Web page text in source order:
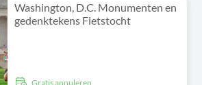
Washington, D.C. Monumenten en
gedenktekens Fietstocht
Gratis annuleren